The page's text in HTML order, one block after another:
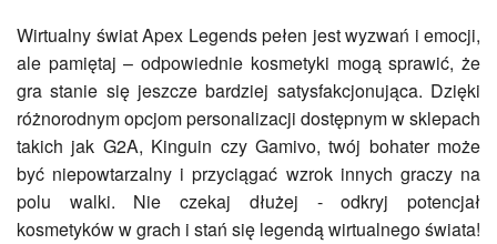
Wirtualny świat Apex Legends pełen jest wyzwań i emocji,
ale pamiętaj – odpowiednie kosmetyki mogą sprawić, że
gra stanie się jeszcze bardziej satysfakcjonująca. Dzięki
różnorodnym opcjom personalizacji dostępnym w sklepach
takich jak G2A, Kinguin czy Gamivo, twój bohater może
być niepowtarzalny i przyciągać wzrok innych graczy na
polu walki. Nie czekaj dłużej - odkryj potencjał
kosmetyków w grach i stań się legendą wirtualnego świata!